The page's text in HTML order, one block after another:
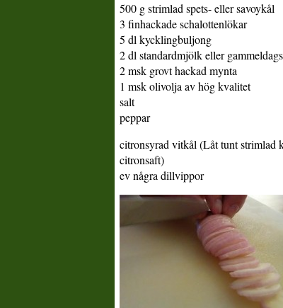
500 g strimlad spets- eller savoykål
3 finhackade schalottenlökar
5 dl kycklingbuljong
2 dl standardmjölk eller
2 msk grovt hackad mynta
1 msk olivolja av hög kvalitet
salt
peppar
citronsyrad vitkål (Låt tunt strimlad
citronsaft)
ev några dillvippor